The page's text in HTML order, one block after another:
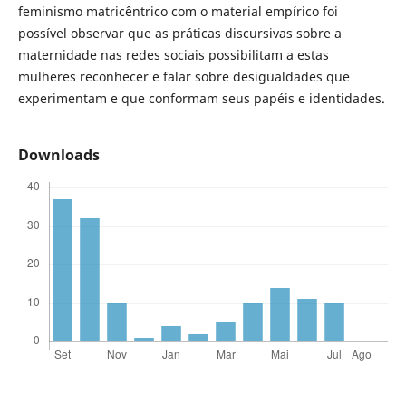
feminismo matricêntrico com o material empírico foi
possível observar que as práticas discursivas sobre a
maternidade nas redes sociais possibilitam a estas
mulheres reconhecer e falar sobre desigualdades que
experimentam e que conformam seus papéis e identidades.
Downloads